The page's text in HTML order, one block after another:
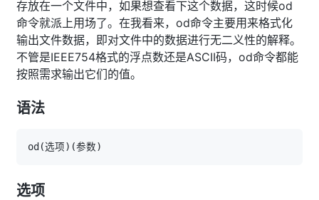
存放在一个文件中，如果想查看下这个数据，这时候od
命令就派上用场了。在我看来，od命令主要用来格式化
输出文件数据，即对文件中的数据进行无二义性的解释。
不管是IEEE754格式的浮点数还是ASCII码，od命令都能
按照需求输出它们的值。
语法
od (选项) (参数)
选项